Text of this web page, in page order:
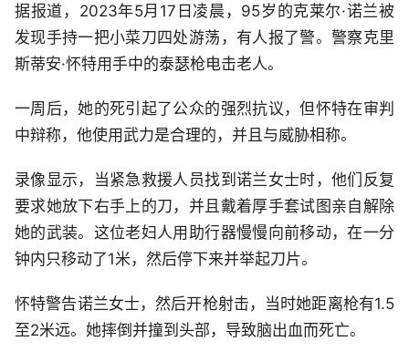
据报道，2023年5月17日凌晨，95岁的克莱尔·诺兰被
发现手持一把小菜刀四处游荡，有人报了警。警察克里
斯蒂安·怀特用手中的泰瑟枪电击老人。
一周后，她的死引起了公众的强烈抗议，但怀特在审判
中辩称，他使用武力是合理的，并且与威胁相称。
录像显示，当紧急救援人员找到诺兰女士时，他们反复
要求她放下右手上的刀，并且戴着厚手套试图亲自解除
她的武装。这位老妇人用助行器慢慢向前移动，在一分
钟内只移动了1米，然后停下来并举起刀片。
怀特警告诺兰女士，然后开枪射击，当时她距离枪有1.5
至2米远。她摔倒并撞到头部，导致脑出血而死亡。